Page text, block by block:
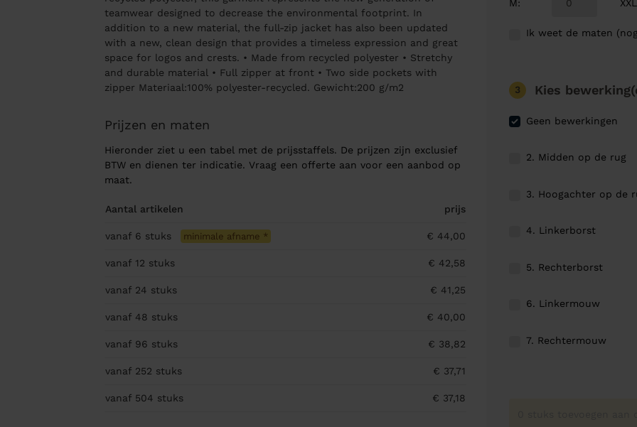
teamwear designed to decrease the environmental footprint. In
addition to a new material, the full-zip jacket has also been updated
with a new, clean design that provides a timeless expression and great
space for logos and crests. • Made from recycled polyester • Stretchy
and durable material • Full zipper at front • Two side pockets with
zipper Materiaal:100% polyester-recycled. Gewicht:200 g/m2
Prijzen en maten
Hieronder ziet u een tabel met de prijsstaffels. De prijzen zijn exclusief
BTW en dienen ter indicatie. Vraag een offerte aan voor een aanbod op
maat.
Aantal artikelen prijs
vanaf 6 stuks minimale afname * € 44,00
vanaf 12 stuks € 42,58
vanaf 24 stuks € 41,25
vanaf 48 stuks € 40,00
vanaf 96 stuks € 38,82
vanaf 252 stuks € 37,71
vanaf 504 stuks € 37,18
M: XXL
Ik weet de maten
3 Kies
Geen bewerkingen
2. Midden op de rug
3. Hoogachter op de
4. Linkerborst
5. Rechterborst
6. Linkermouw
7. Rechtermouw